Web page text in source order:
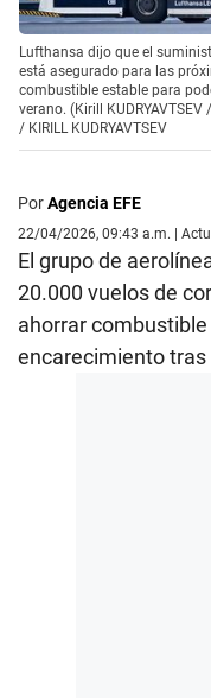
Lufthansa dijo que el
está asegurado para las
combustible estable para
verano. (Kirill KUDRYAVTSEV
/ KIRILL KUDRYAVTSEV
PorAgencia EFE
22/04/2026, 09:43 a.m. |
El grupo de
20.000 vuelos de
ahorrar
encarecimiento tras